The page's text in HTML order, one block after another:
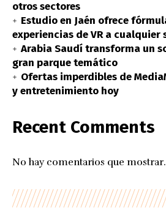
otros sectores
Estudio en Jaén ofrece
experiencias de VR a cualquier
Arabia Saudí transforma un
gran parque temático
Ofertas imperdibles de
y entretenimiento hoy
Recent Comments
No hay comentarios que mostrar.